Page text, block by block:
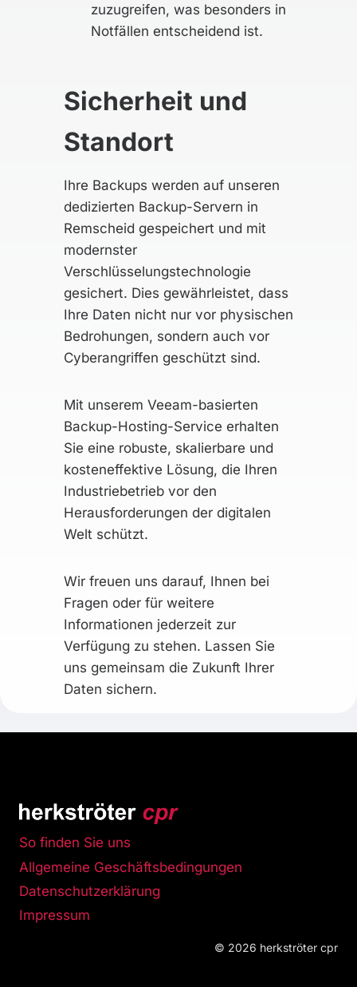
zuzugreifen, was besonders in
Notfällen entscheidend ist.
Sicherheit und
Standort
Ihre Backups werden auf unseren
dedizierten Backup-Servern in
Remscheid gespeichert und mit
modernster
Verschlüsselungstechnologie
gesichert. Dies gewährleistet, dass
Ihre Daten nicht nur vor physischen
Bedrohungen, sondern auch vor
Cyberangriffen geschützt sind.
Mit unserem Veeam-basierten
Backup-Hosting-Service erhalten
Sie eine robuste, skalierbare und
kosteneffektive Lösung, die Ihren
Industriebetrieb vor den
Herausforderungen der digitalen
Welt schützt.
Wir freuen uns darauf, Ihnen bei
Fragen oder für weitere
Informationen jederzeit zur
Verfügung zu stehen. Lassen Sie
uns gemeinsam die Zukunft Ihrer
Daten sichern.
So finden Sie uns
Allgemeine Geschäftsbedingungen
Datenschutzerklärung
Impressum
© 2026 herkströter cpr